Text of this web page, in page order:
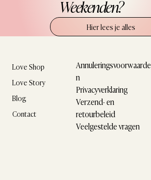
Weekenden?
Hier lees je alles
Love Shop
Love Story
Blog
Contact
Annuleringsvoorwaarde
n
Privacyverklaring
Verzend- en
retourbeleid
Veelgestelde vragen